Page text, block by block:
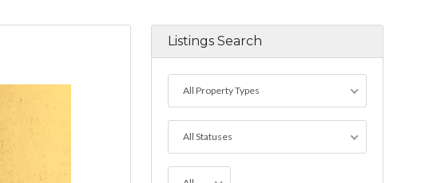
Listings Search
All Property Types
All Statuses